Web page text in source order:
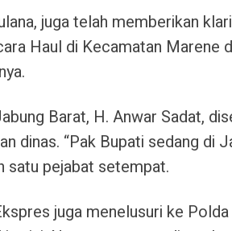
, juga telah memberikan
Haul di Kecamatan Marene
Barat, H. Anwar Sadat,
dinas. “Pak Bupati sedang di
satu pejabat setempat.
juga menelusuri ke